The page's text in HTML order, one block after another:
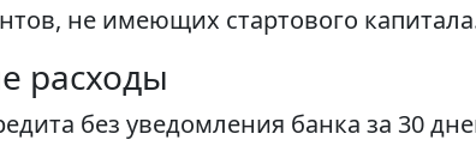
не имеющих стартового
расходы
без уведомления банка за 30